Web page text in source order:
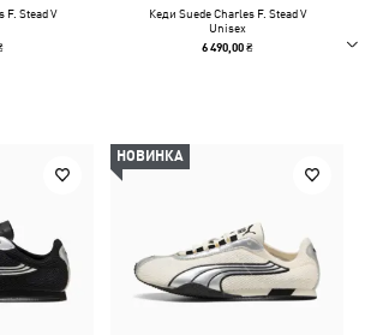
F. Stead V
Кеди Suede Charles F. Stead V
Unisex
6 490,00 ₴
НОВИНКА